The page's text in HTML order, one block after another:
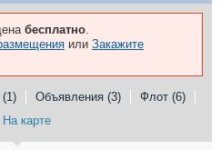
бесплатно.
или Закажите
Объявления (3)
Флот (6)
На карте